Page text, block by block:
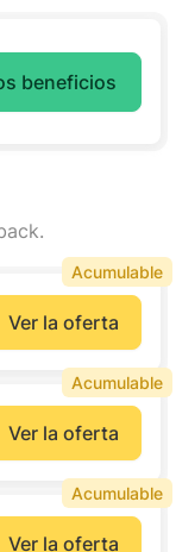
beneficios
Ver la oferta
Acumulable
Ver la oferta
Acumulable
Ver la oferta
Acumulable